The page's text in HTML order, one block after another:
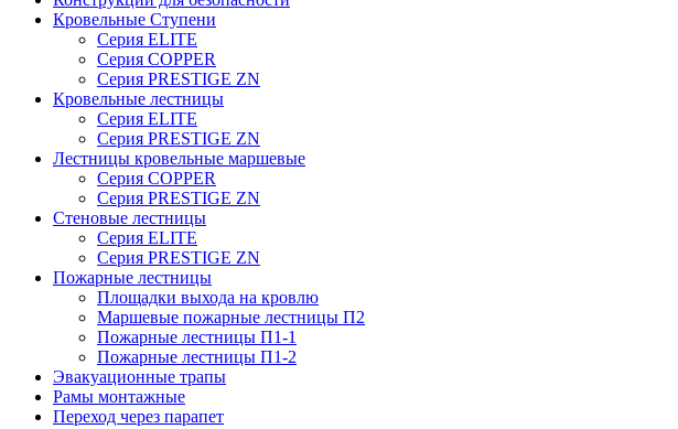
Кровельные Ступени
Серия ELITE
Серия COPPER
Серия PRESTIGE ZN
Кровельные лестницы
Серия ELITE
Серия PRESTIGE ZN
Лестницы кровельные маршевые
Серия COPPER
Серия PRESTIGE ZN
Стеновые лестницы
Серия ELITE
Серия PRESTIGE ZN
Пожарные лестницы
Площадки выхода на кровлю
Маршевые пожарные лестницы П2
Пожарные лестницы П1-1
Пожарные лестницы П1-2
Эвакуационные трапы
Рамы монтажные
Переход через парапет